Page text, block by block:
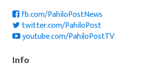
fb.com/PahiloPostNews
twitter.com/PahiloPost
youtube.com/PahiloPostTV
Info